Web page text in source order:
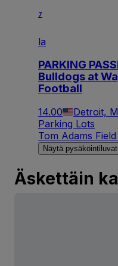
7
la
PARKING
Bulldogs at
Football
14.00 Detroit,
Parking Lots
Tom Adams
Näytä pysäköintiluvat
Äskettäin